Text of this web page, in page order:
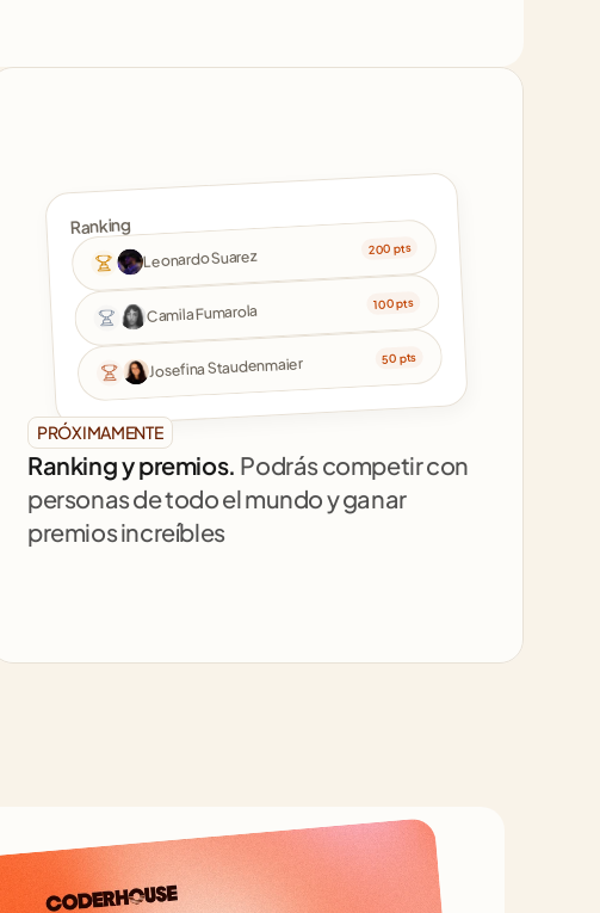
Ranking
Leonardo Suarez 200 pts
Camila Fumarola 100 pts
Josefina Staudenmaier 50 pts
PRÓXIMAMENTE
Ranking y premios. Podrás competir con
personas de todo el mundo y ganar
premios increíbles